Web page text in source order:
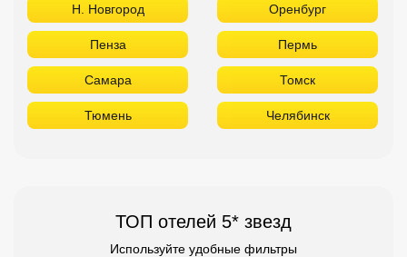
Н. Новгород Оренбург
Пенза Пермь
Самара Томск
Тюмень Челябинск
ТОП отелей 5* звезд
Используйте удобные фильтры